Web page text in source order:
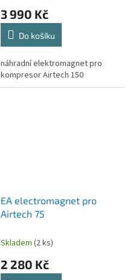
3 990 Kč
Do košíku
náhradní elektromagnet pro
kompresor Airtech 150
EA electromagnet pro
Airtech 75
Skladem (2 ks)
2 280 Kč